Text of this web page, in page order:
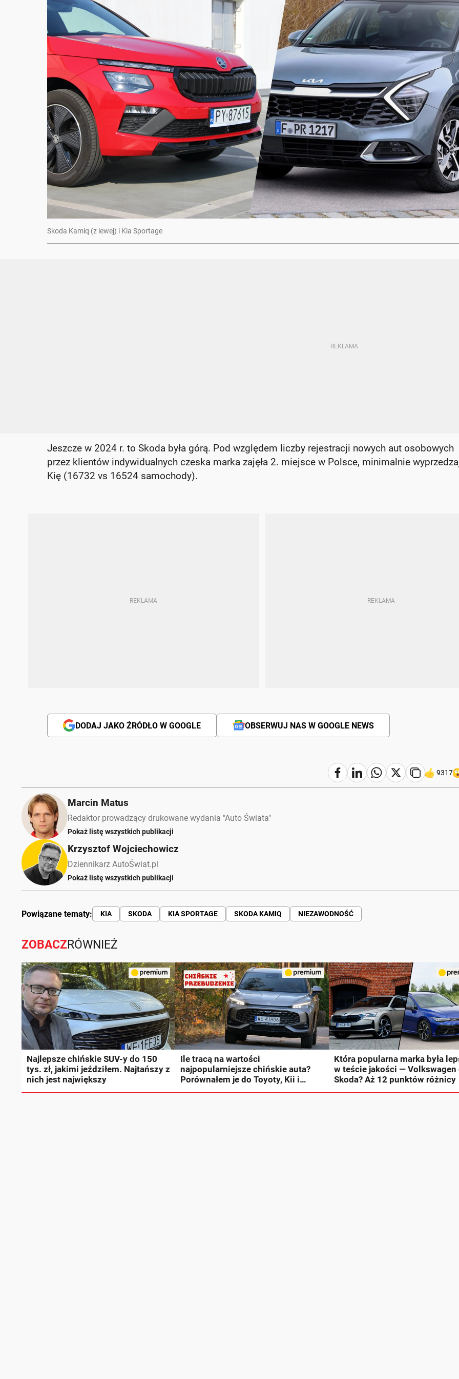
Skoda Kamiq (z lewej) i Kia Sportage
Jeszcze w 2024 r. to Skoda była górą. Pod względem liczby rejestracji nowych aut osobowych
przez klientów indywidualnych czeska marka zajęła 2. miejsce w Polsce, minimalnie
Kię (16732 vs 16524 samochody).
DODAJ JAKO ŹRÓDŁO W GOOGLE OBSERWUJ NAS W GOOGLE NEWS
9317
Marcin Matus
Redaktor prowadzący drukowane wydania "Auto Świata"
Pokaż listę wszystkich publikacji
Krzysztof Wojciechowicz
Dziennikarz AutoŚwiat.pl
Pokaż listę wszystkich publikacji
Powiązane tematy: KIA SKODA KIA SPORTAGE SKODA KAMIQ NIEZAWODNOŚĆ
ZOBACZRÓWNIEŻ
Najlepsze chińskie SUV-y do 150
tys. zł, jakimi jeździłem. Najtańszy z
nich jest największy
Ile tracą na wartości
najpopularniejsze chińskie auta?
Porównałem je do Toyoty, Kii i
Mazdy
Która popularna marka była
w teście jakości — Volkswagen
Skoda? Aż 12 punktów różnicy